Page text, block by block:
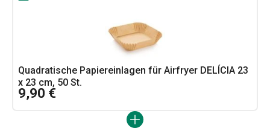
Quadratische Papiereinlagen für Airfryer DELÍCIA 23
x 23 cm, 50 St.
9,90 €